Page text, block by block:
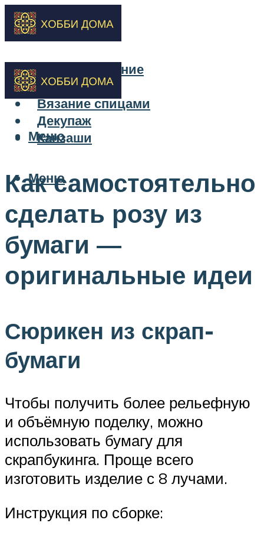
Бисероплетение
Вышивка
Вязание спицами
Декупаж
Канзаши
Меню
Меню
Как самостоятельно
сделать розу из
бумаги —
оригинальные идеи
Сюрикен из скрап-
бумаги
Чтобы получить более рельефную
и объёмную поделку, можно
использовать бумагу для
скрапбукинга. Проще всего
изготовить изделие с 8 лучами.
Инструкция по сборке: